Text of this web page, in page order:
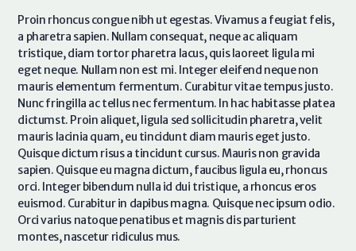
Proin rhoncus congue nibh ut egestas. Vivamus a feugiat felis,
a pharetra sapien. Nullam consequat, neque ac aliquam
tristique, diam tortor pharetra lacus, quis laoreet ligula mi
eget neque. Nullam non est mi. Integer eleifend neque non
mauris elementum fermentum. Curabitur vitae tempus justo.
Nunc fringilla ac tellus nec fermentum. In hac habitasse platea
dictumst. Proin aliquet, ligula sed sollicitudin pharetra, velit
mauris lacinia quam, eu tincidunt diam mauris eget justo.
Quisque dictum risus a tincidunt cursus. Mauris non gravida
sapien. Quisque eu magna dictum, faucibus ligula eu, rhoncus
orci. Integer bibendum nulla id dui tristique, a rhoncus eros
euismod. Curabitur in dapibus magna. Quisque nec ipsum odio.
Orci varius natoque penatibus et magnis dis parturient
montes, nascetur ridiculus mus.